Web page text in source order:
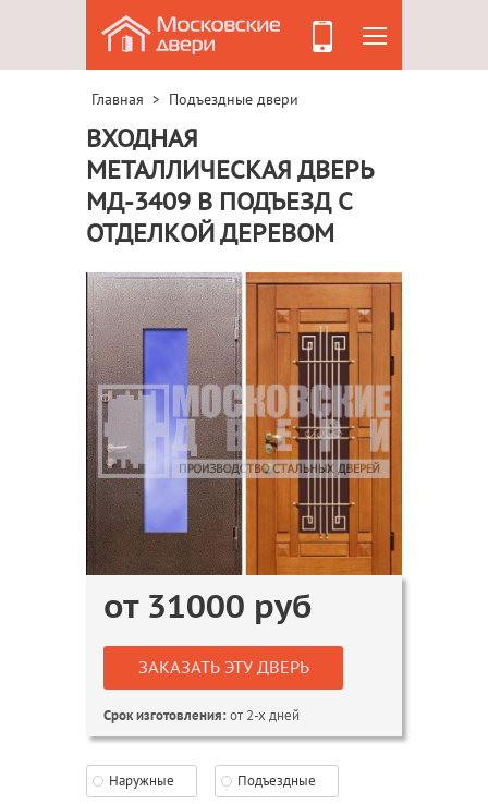
Главная > Подъездные двери
ВХОДНАЯ
МЕТАЛЛИЧЕСКАЯ ДВЕРЬ
МД-3409 В ПОДЪЕЗД С
ОТДЕЛКОЙ ДЕРЕВОМ
от 31000 руб
ЗАКАЗАТЬ ЭТУ ДВЕРЬ
Срок изготовления:от 2-х дней
Наружные Подъездные